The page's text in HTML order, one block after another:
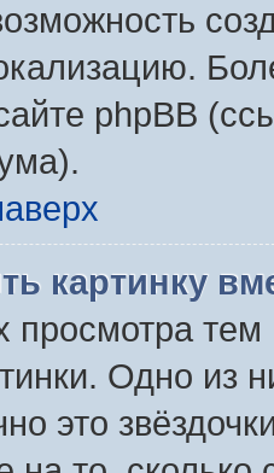
phpBB
картинку
просмотра
Одно из
это